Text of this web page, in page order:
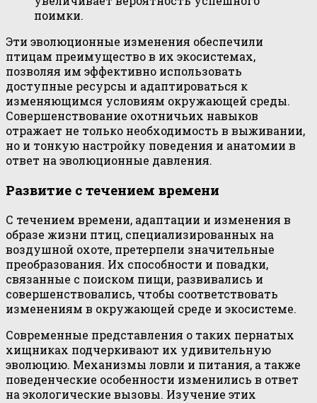
поимки.
Эти эволюционные изменения обеспечили
птицам преимущество в их экосистемах,
позволяя им эффективно использовать
доступные ресурсы и адаптироваться к
изменяющимся условиям окружающей среды.
Совершенствование охотничьих навыков
отражает не только необходимость в выживании,
но и тонкую настройку поведения и анатомии в
ответ на эволюционные давления.
Развитие с течением времени
С течением времени, адаптации и изменения в
образе жизни птиц, специализированных на
воздушной охоте, претерпели значительные
преобразования. Их способности и повадки,
связанные с поиском пищи, развивались и
совершенствовались, чтобы соответствовать
изменениям в окружающей среде и экосистеме.
Современные представления о таких пернатых
хищниках подчеркивают их удивительную
эволюцию. Механизмы ловли и питания, а также
поведенческие особенности изменились в ответ
на экологические вызовы. Изучение этих